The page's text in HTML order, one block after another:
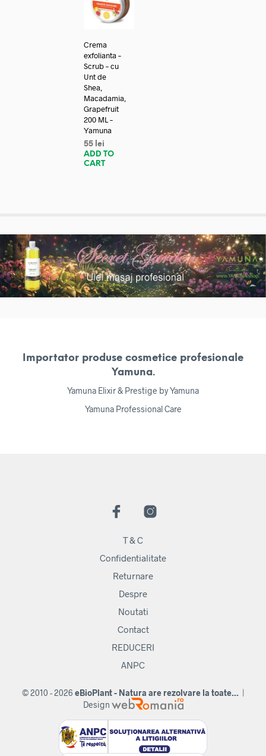
Crema
exfolianta –
Scrub – cu
Unt de
Shea,
Macadamia,
Grapefruit
200 ML –
Yamuna
55 lei
ADD TO
CART
Importator produse cosmetice profesionale
Yamuna.
Yamuna Elixir & Prestige by Yamuna
Yamuna Professional Care
T & C
Confidentialitate
Returnare
Despre
Noutati
Contact
REDUCERI
ANPC
© 2010 - 2026 eBioPlant - Natura are rezolvare la toate... |
Design